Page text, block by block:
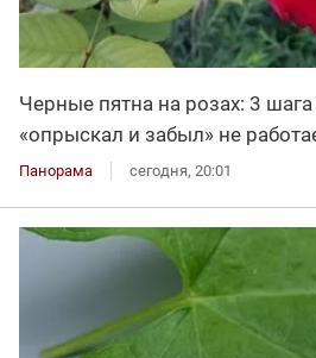
Черные пятна на розах: 3
«опрыскал и забыл» не
Панорама сегодня, 20:01